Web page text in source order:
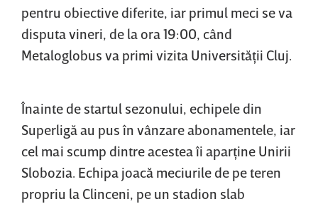
pentru obiective diferite, iar primul meci se va
disputa vineri, de la ora 19:00, când
Metaloglobus va primi vizita Universităţii Cluj.
Înainte de startul sezonului, echipele din
Superligă au pus în vânzare abonamentele, iar
cel mai scump dintre acestea îi aparţine Unirii
Slobozia. Echipa joacă meciurile de pe teren
propriu la Clinceni, pe un stadion slab